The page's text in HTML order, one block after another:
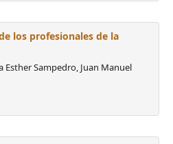
los profesionales de la
Esther Sampedro, Juan Manuel